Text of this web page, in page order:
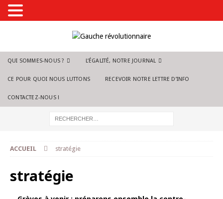
QUI SOMMES-NOUS ? L’ÉGALITÉ, NOTRE JOURNAL
CE POUR QUOI NOUS LUTTONS RECEVOIR NOTRE LETTRE D’INFO
CONTACTEZ-NOUS !
ACCUEIL stratégie
stratégie